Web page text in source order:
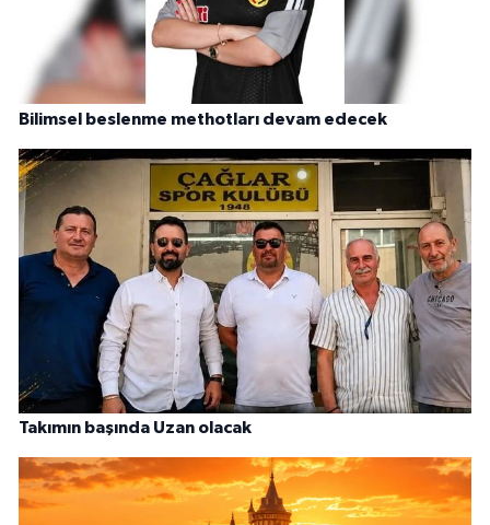
Bilimsel beslenme methotları devam edecek
Takımın başında Uzan olacak